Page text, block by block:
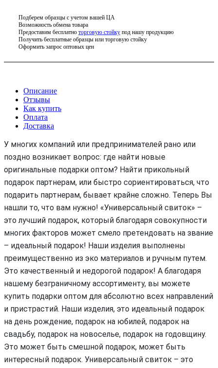
Подберем образцы с учетом вашей ЦА
Возможность обмена товара
Предоставим бесплатно торговую стойку под нашу продукцию
Получить бесплатные образцы или торговую стойку
Оформить запрос оптовых цен
Описание
Отзывы
Как купить
Оплата
Доставка
У многих компаний или предпринимателей рано или
поздно возникает вопрос: где найти новые
оригинальные подарки оптом? Найти прикольный
подарок партнерам, или быстро сориентироваться, что
подарить партнерам, бывает крайне сложно. Теперь Вы
нашли то, что вам нужно! «Универсальный свиток» –
это лучший подарок, который благодаря совокупности
многих факторов может смело претендовать на звание
– идеальный подарок! Наши изделия выполнены
преимущественно из эко материалов и ручным путем.
Это качественный и недорогой подарок! А благодаря
нашему безграничному ассортименту, вы можете
купить подарки оптом для абсолютно всех направлений
и пристрастий. Наши изделия, это идеальный подарок
на день рождение, подарок на юбилей, подарок на
свадьбу, подарок на новоселье, подарок на годовщину.
Это может быть смешной подарок, может быть
интересный подарок. Универсальный свиток – это